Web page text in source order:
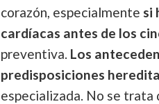
corazón, especialmente si
cardíacas antes de los
preventiva. Los
predisposiciones
especializada. No se trata